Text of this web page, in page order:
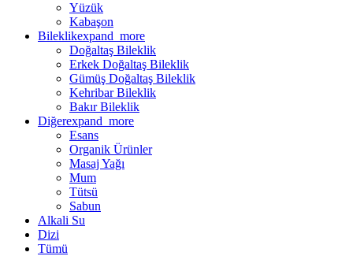
Yüzük
Kabaşon
Bileklikexpand_more
Doğaltaş Bileklik
Erkek Doğaltaş Bileklik
Gümüş Doğaltaş Bileklik
Kehribar Bileklik
Bakır Bileklik
Diğerexpand_more
Esans
Organik Ürünler
Masaj Yağı
Mum
Tütsü
Sabun
Alkali Su
Dizi
Tümü